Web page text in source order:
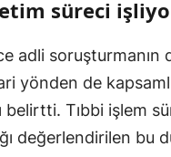
süreci
adli soruşturmanın
yönden de
belirtti. Tıbbi işlem
değerlendirilen bu